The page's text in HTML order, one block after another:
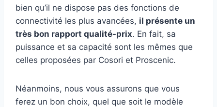
bien qu’il ne dispose pas des fonctions de
connectivité les plus avancées, il présente un
très bon rapport qualité-prix. En fait, sa
puissance et sa capacité sont les mêmes que
celles proposées par Cosori et Proscenic.
Néanmoins, nous vous assurons que vous
ferez un bon choix, quel que soit le modèle